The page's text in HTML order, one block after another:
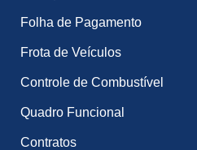
Folha de Pagamento
Frota de Veículos
Controle de Combustível
Quadro Funcional
Contratos